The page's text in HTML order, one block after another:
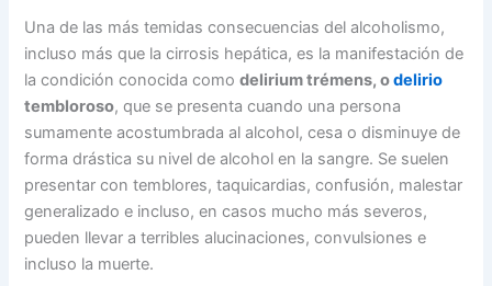
Una de las más temidas consecuencias del alcoholismo,
incluso más que la cirrosis hepática, es la manifestación de
la condición conocida comodelirium trémens, odelirio
tembloroso, que se presenta cuando una persona
sumamente acostumbrada al alcohol, cesa o disminuye de
forma drástica su nivel de alcohol en la sangre. Se suelen
presentar con temblores, taquicardias, confusión, malestar
generalizado e incluso, en casos mucho más severos,
pueden llevar a terribles alucinaciones, convulsiones e
incluso la muerte.